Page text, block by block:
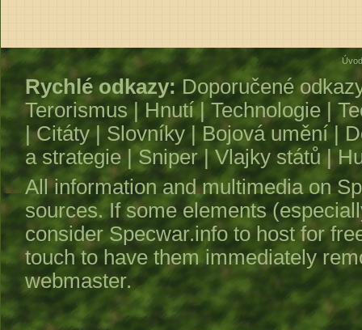
Rychlé odkazy: Doporučené
Terorismus | Hnutí| Technologie
|Citáty Slovníky Bojová umění
a strategie |Sniper|Vlajky států|
All information and multimedia on
sources. If some elements
considerSpecwar.infoto host for
touch to have them immediately
webmaster.